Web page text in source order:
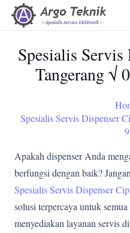
Spesialis
Tangerang √
Spesialis Servis Dispenser
Apakah dispenser Anda
berfungsi dengan baik?
Spesialis Servis Dispenser
solusi terpercaya untuk
menyediakan layanan servis